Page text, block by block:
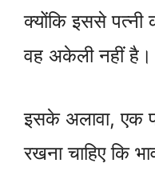
क्योंकि इससे पत्नी
वह अकेली नहीं है।
इसके अलावा, एक
रखना चाहिए कि